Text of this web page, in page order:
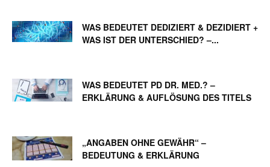
WAS BEDEUTET DEDIZIERT & DEZIDIERT +
WAS IST DER UNTERSCHIED? –...
WAS BEDEUTET PD DR. MED.? –
ERKLÄRUNG & AUFLÖSUNG DES TITELS
„ANGABEN OHNE GEWÄHR“ –
BEDEUTUNG & ERKLÄRUNG